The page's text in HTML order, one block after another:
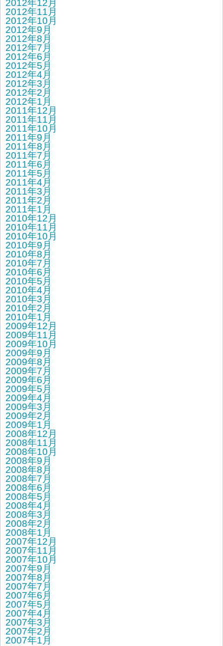
2012年12月
2012年11月
2012年10月
2012年9月
2012年8月
2012年7月
2012年6月
2012年5月
2012年4月
2012年3月
2012年2月
2012年1月
2011年12月
2011年11月
2011年10月
2011年9月
2011年8月
2011年7月
2011年6月
2011年5月
2011年4月
2011年3月
2011年2月
2011年1月
2010年12月
2010年11月
2010年10月
2010年9月
2010年8月
2010年7月
2010年6月
2010年5月
2010年4月
2010年3月
2010年2月
2010年1月
2009年12月
2009年11月
2009年10月
2009年9月
2009年8月
2009年7月
2009年6月
2009年5月
2009年4月
2009年3月
2009年2月
2009年1月
2008年12月
2008年11月
2008年10月
2008年9月
2008年8月
2008年7月
2008年6月
2008年5月
2008年4月
2008年3月
2008年2月
2008年1月
2007年12月
2007年11月
2007年10月
2007年9月
2007年8月
2007年7月
2007年6月
2007年5月
2007年4月
2007年3月
2007年2月
2007年1月